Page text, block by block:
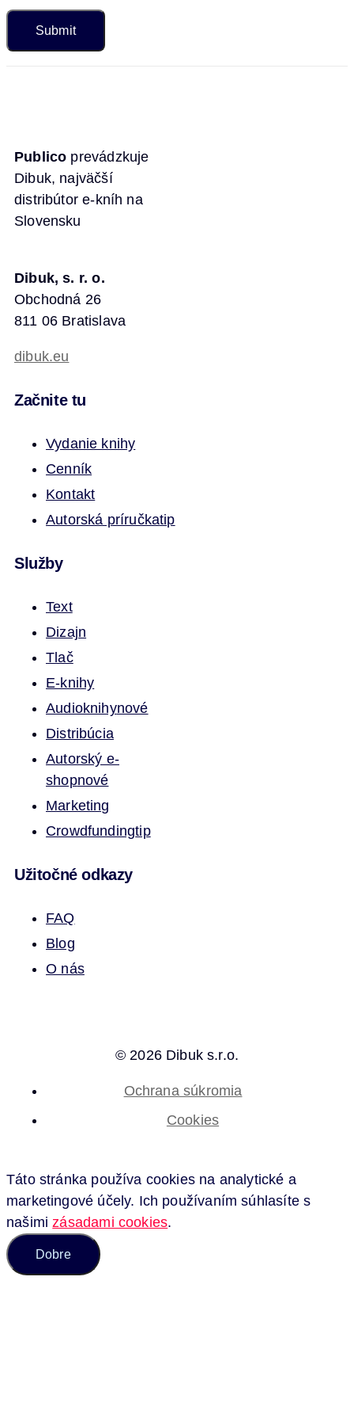
Publico prevádzkuje
Dibuk, najväčší
distribútor e-kníh na
Slovensku
Dibuk, s. r. o.
Obchodná 26
811 06 Bratislava
dibuk.eu
Začnite tu
Vydanie knihy
Cenník
Kontakt
Autorská príručkatip
Služby
Text
Dizajn
Tlač
E-knihy
Audioknihynové
Distribúcia
Autorský e-
shopnové
Marketing
Crowdfundingtip
Užitočné odkazy
FAQ
Blog
O nás
© 2026 Dibuk s.r.o.
Ochrana súkromia
Cookies
Táto stránka používa cookies na analytické a
marketingové účely. Ich používaním súhlasíte s
našimizásadami cookies.
Dobre